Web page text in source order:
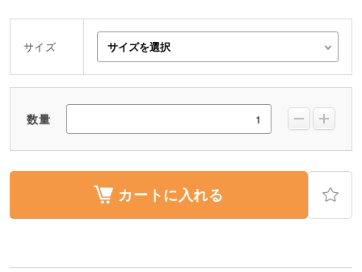
サイズ
数量
カートに入れる